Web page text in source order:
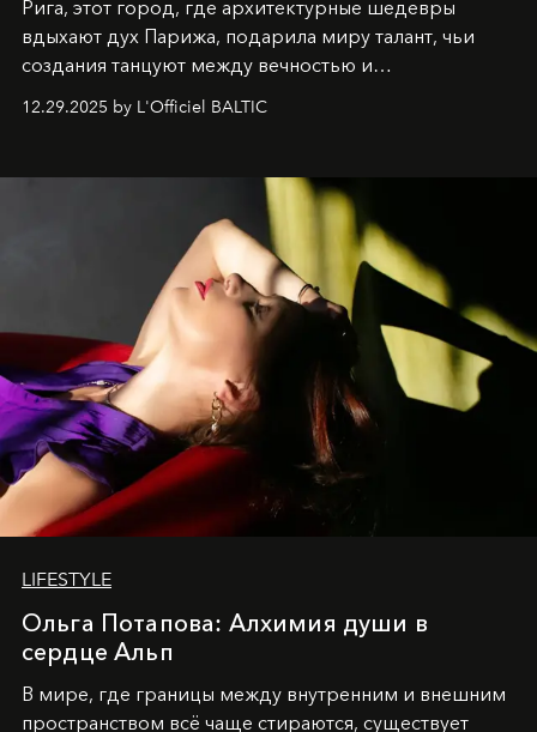
Рига, этот город, где архитектурные шедевры
вдыхают дух Парижа, подарила миру талант, чьи
создания танцуют между вечностью и
12.29.2025 by L'Officiel BALTIC
LIFESTYLE
Ольга Потапова: Алхимия души в
сердце Альп
В мире, где границы между внутренним и внешним
пространством всё чаще стираются, существует